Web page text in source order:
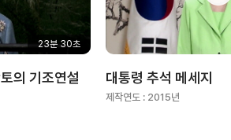
23분 30초
의 기조연설 대통령 추석 메세지
제작연도 : 2015년